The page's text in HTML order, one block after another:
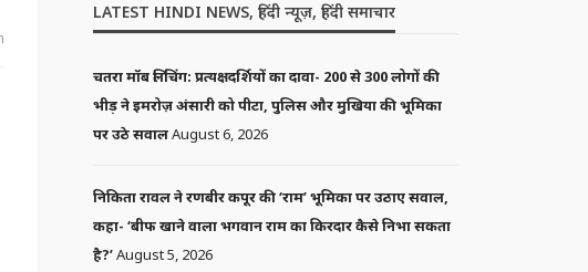
LATEST HINDI NEWS, हिंदी न्यूज़, हिंदी समाचार
चतरा मॉब लिंचिंग: प्रत्यक्षदर्शियों का दावा- 200 से 300 लोगों की
भीड़ ने इमरोज़ अंसारी को पीटा, पुलिस और मुखिया की भूमिका
पर उठे सवालAugust 6, 2026
निकिता रावल ने रणबीर कपूर की ‘राम’ भूमिका पर उठाए सवाल,
कहा- ‘बीफ खाने वाला भगवान राम का किरदार कैसे निभा सकता
है?’August 5, 2026